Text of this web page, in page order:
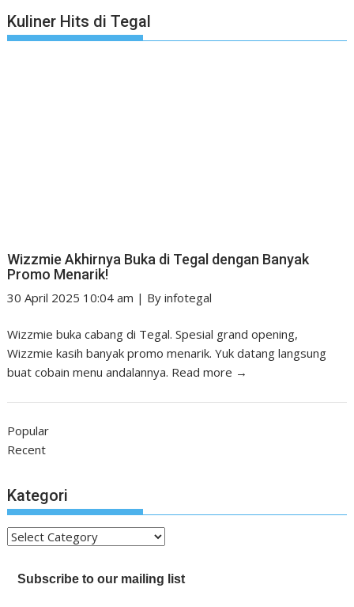
Kuliner Hits di Tegal
Wizzmie Akhirnya Buka di Tegal dengan Banyak
Promo Menarik!
30 April 2025 10:04 am | Byinfotegal
Wizzmie buka cabang di Tegal. Spesial grand opening,
Wizzmie kasih banyak promo menarik. Yuk datang langsung
buat cobain menu andalannya. Read more →
Popular
Recent
Kategori
Kategori
Subscribe to our mailing list